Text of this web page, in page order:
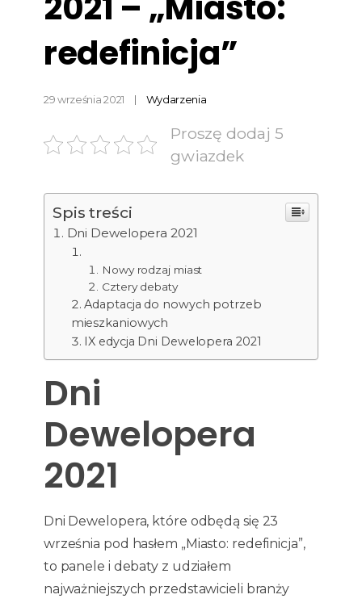
redefinicja”
29 września 2021 Wydarzenia
Proszę dodaj 5
gwiazdek
Spis treści
Dni Dewelopera 2021
Nowy rodzaj miast
Cztery debaty
Adaptacja do nowych potrzeb
mieszkaniowych
IX edycja Dni Dewelopera 2021
Dni
Dewelopera
2021
Dni Dewelopera, które odbędą się 23
września pod hasłem „Miasto: redefinicja”,
to panele i debaty z udziałem
najważniejszych przedstawicieli branży